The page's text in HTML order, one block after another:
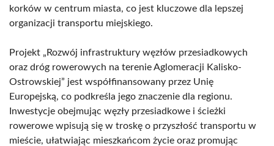
korków w centrum miasta, co jest kluczowe dla lepszej
organizacji transportu miejskiego.
Projekt „Rozwój infrastruktury węzłów przesiadkowych
oraz dróg rowerowych na terenie Aglomeracji Kalisko-
Ostrowskiej” jest współfinansowany przez Unię
Europejską, co podkreśla jego znaczenie dla regionu.
Inwestycje obejmując węzły przesiadkowe i ścieżki
rowerowe wpisują się w troskę o przyszłość transportu w
mieście, ułatwiając mieszkańcom życie oraz promując